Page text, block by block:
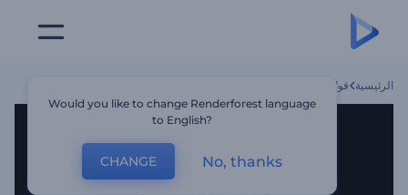
الرئيسية قوالب
Would you like to change Renderforest language
to English?
CHANGE No, thanks